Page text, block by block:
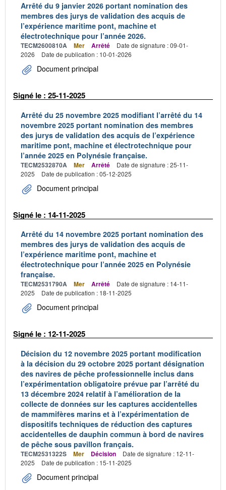
Arrêté du 9 janvier 2026 portant nomination des
membres des jurys de validation des acquis de
l’expérience maritime pont, machine et
électrotechnique pour l’année 2026.
TECM2600810A Mer Arrêté
Date de signature : 09-01-
2026
Date de publication : 10-01-2026
Document principal
Signé le : 25-11-2025
Arrêté du 25 novembre 2025 modifiant l’arrêté du 14
novembre 2025 portant nomination des membres
des jurys de validation des acquis de l’expérience
maritime pont, machine et électrotechnique pour
l’année 2025 en Polynésie française.
TECM2532870A Mer Arrêté
Date de signature : 25-11-
2025
Date de publication : 05-12-2025
Document principal
Signé le : 14-11-2025
Arrêté du 14 novembre 2025 portant nomination des
membres des jurys de validation des acquis de
l’expérience maritime pont, machine et
électrotechnique pour l’année 2025 en Polynésie
française.
TECM2531790A Mer Arrêté
Date de signature : 14-11-
2025
Date de publication : 18-11-2025
Document principal
Signé le : 12-11-2025
Décision du 12 novembre 2025 portant modification
à la décision du 29 octobre 2025 portant désignation
des navires de pêche professionnelle inclus dans
l’expérimentation obligatoire prévue par l’arrêté du
13 décembre 2024 relatif à l’amélioration de la
collecte de données sur les captures accidentelles
de mammifères marins et à l’expérimentation de
dispositifs techniques de réduction des captures
accidentelles de dauphin commun à bord de navires
de pêche sous pavillon français.
TECM2531322S Mer Décision
Date de signature : 12-11-
2025
Date de publication : 15-11-2025
Document principal